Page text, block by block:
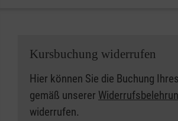
Kursbuchung widerrufen
Hier können Sie die Buchung
gemäß unserer
widerrufen.